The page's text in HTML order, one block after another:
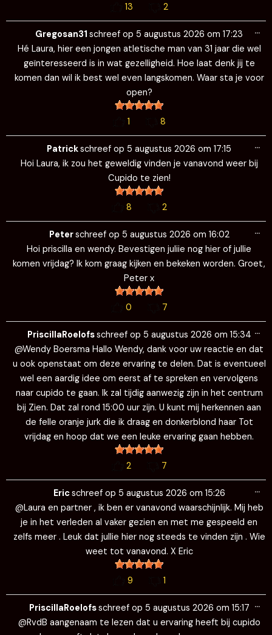
13 2
Gregosan31 schreef op 5 augustus 2026 om 17:23
Hé Laura, hier een jongen atletische man van 31 jaar die wel
geïnteresseerd is in wat gezelligheid. Hoe laat denk jij te
komen dan wil ik best wel even langskomen. Waar sta je voor
open?
1 8
…
Patrickschreef op 5 augustus 2026 om 17:15
Hoi Laura, ik zou het geweldig vinden je vanavond weer bij
Cupido te zien!
8 2
…
Peterschreef op 5 augustus 2026 om 16:02
Hoi priscilla en wendy. Bevestigen juliie nog hier of jullie
komen vrijdag? Ik kom graag kijken en bekeken worden. Groet,
Peter x
0 7
…
PriscillaRoelofsschreef op 5 augustus 2026 om 15:34
@Wendy Boersma Hallo Wendy, dank voor uw reactie en dat
u ook openstaat om deze ervaring te delen. Dat is eventueel
wel een aardig idee om eerst af te spreken en vervolgens
naar cupido te gaan. Ik zal tijdig aanwezig zijn in het centrum
bij Zien. Dat zal rond 15:00 uur zijn. U kunt mij herkennen aan
de felle oranje jurk die ik draag en donkerblond haar Tot
vrijdag en hoop dat we een leuke ervaring gaan hebben.
2 7
…
Ericschreef op 5 augustus 2026 om 15:26
@Laura en partner , ik ben er vanavond waarschijnlijk. Mij heb
je in het verleden al vaker gezien en met me gespeeld en
zelfs meer . Leuk dat jullie hier nog steeds te vinden zijn . Wie
weet tot vanavond. X Eric
9 1
…
PriscillaRoelofsschreef op 5 augustus 2026 om 15:17
@RvdB aangenaam te lezen dat u ervaring heeft bij cupido
…